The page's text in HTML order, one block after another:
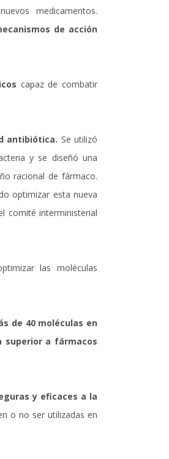
medicamentos.
de acción
capaz de combatir
antibiótica. Se utilizó
y se diseñó una
racional de fármaco.
optimizar esta nueva
comité interministerial
las moléculas
de 40 moléculas en
superior a fármacos
y eficaces a la
o no ser utilizadas en